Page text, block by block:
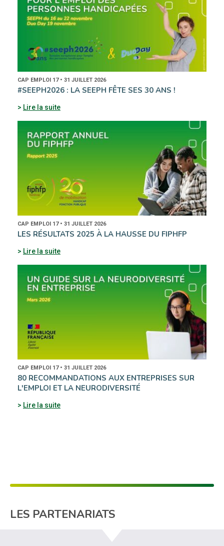
CAP EMPLOI 17 • 31 JUILLET 2026
#SEEPH2026 : LA SEEPH FÊTE SES 30 ANS !
Lire la suite
CAP EMPLOI 17 • 31 JUILLET 2026
LES RÉSULTATS 2025 À LA HAUSSE DU FIPHFP
Lire la suite
CAP EMPLOI 17 • 31 JUILLET 2026
80 RECOMMANDATIONS AUX ENTREPRISES SUR
L'EMPLOI ET LA NEURODIVERSITÉ
Lire la suite
LES PARTENARIATS